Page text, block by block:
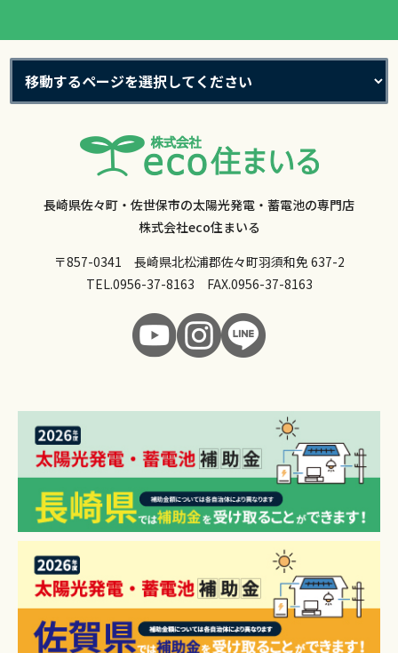
長崎県佐々町・佐世保市の太陽光発電・蓄電池の専門店
株式会社eco住まいる
〒857-0341 長崎県北松浦郡佐々町羽須和免 637-2
TEL.0956-37-8163 FAX.0956-37-8163